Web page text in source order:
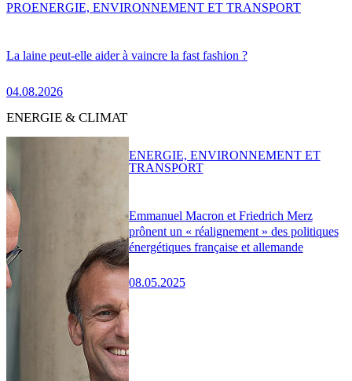
La laine peut-elle aider à vaincre la fast fashion ?
04.08.2026
PROENERGIE, ENVIRONNEMENT ET TRANSPORT
ENERGIE & CLIMAT
Emmanuel Macron et Friedrich Merz
prônent un « réalignement » des politiques
énergétiques française et allemande
08.05.2025
ENERGIE, ENVIRONNEMENT ET
TRANSPORT